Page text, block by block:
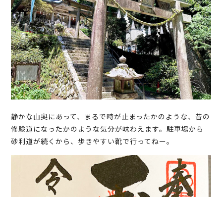
静かな山奥にあって、まるで時が止まったかのような、昔の
修験道になったかのような気分が味わえます。駐車場から
砂利道が続くから、歩きやすい靴で行ってねー。